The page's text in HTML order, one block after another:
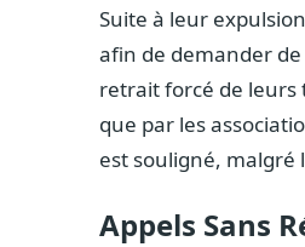
Suite à leur
afin de demander de
retrait forcé de leurs
que par les
est souligné, malgré
Appels Sans